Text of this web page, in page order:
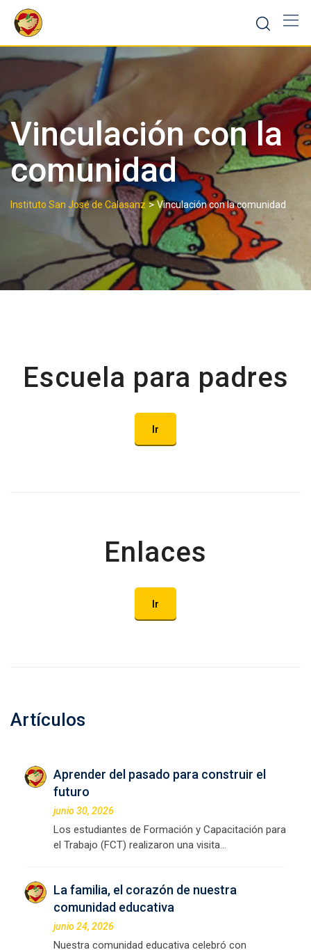
content
Vinculación con la
comunidad
Instituto San José de Calasanz>Vinculación con la comunidad
Escuela para padres
Ir
Enlaces
Ir
Artículos
Aprender del pasado para construir el
futuro
junio 30, 2026
Los estudiantes de Formación y Capacitación para
el Trabajo (FCT) realizaron una visita…
La familia, el corazón de nuestra
comunidad educativa
junio 24, 2026
Nuestra comunidad educativa celebró con